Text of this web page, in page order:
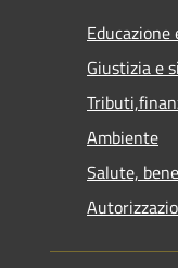
Giustizia e
Ambiente
Salute,